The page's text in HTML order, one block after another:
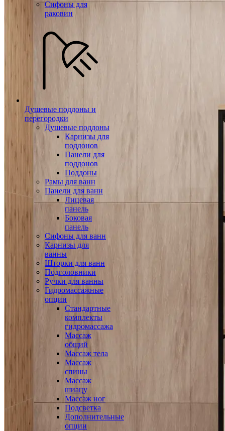
Сифоны для
раковин
Душевые поддоны и
перегородки
Душевые поддоны
Карнизы для
поддонов
Панели для
поддонов
Поддоны
Рамы для ванн
Панели для ванн
Лицевая
панель
Боковая
панель
Сифоны для ванн
Карнизы для
ванны
Шторки для ванн
Подголовники
Ручки для ванны
Гидромассажные
опции
Стандартные
комплекты
гидромассажа
Массаж
общий
Массаж тела
Массаж
спины
Массаж
шиацу
Массаж ног
Подсветка
Дополнительные
опции